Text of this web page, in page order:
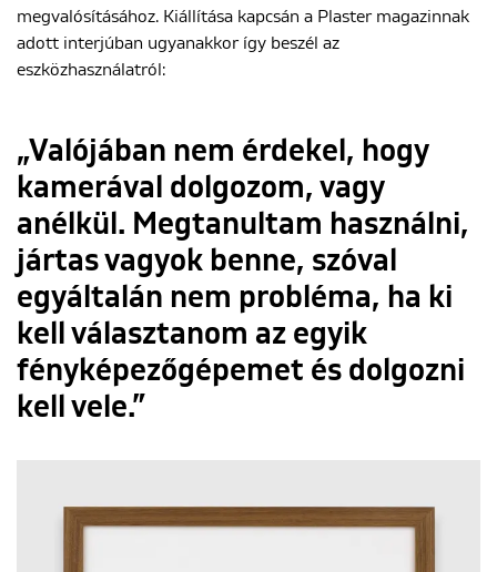
megvalósításához. Kiállítása kapcsán a Plaster magazinnak
adott interjúban ugyanakkor így beszél az
eszközhasználatról:
„Valójában nem érdekel, hogy
kamerával dolgozom, vagy
anélkül. Megtanultam használni,
jártas vagyok benne, szóval
egyáltalán nem probléma, ha ki
kell választanom az egyik
fényképezőgépemet és dolgozni
kell vele.”